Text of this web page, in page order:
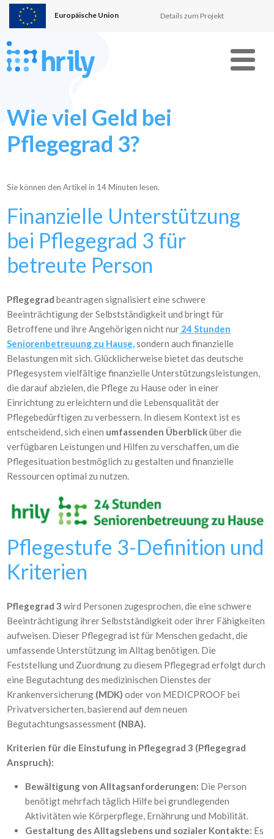
Europäische Union Details zum Projekt
Menu
Wie viel Geld bei
Pflegegrad 3?
Sie können den Artikel in 14 Minuten lesen.
Finanzielle Unterstützung
bei Pflegegrad 3 für
betreute Person
Pflegegradbeantragen signalisiert eine schwere
Beeinträchtigung der Selbstständigkeit und bringt für
Betroffene und ihre Angehörigen nicht nur 24 Stunden
Seniorenbetreuung zu Hause,sondern auch finanzielle
Belastungen mit sich. Glücklicherweise bietet das deutsche
Pflegesystem vielfältige finanzielle Unterstützungsleistungen,
die darauf abzielen, die Pflege zu Hause oder in einer
Einrichtung zu erleichtern und die Lebensqualität der
Pflegebedürftigen zu verbessern. In diesem Kontext ist es
entscheidend, sich einen umfassenden Überblicküber die
verfügbaren Leistungen und Hilfen zu verschaffen, um die
Pflegesituation bestmöglich zu gestalten und finanzielle
Ressourcen optimal zu nutzen.
Pflegestufe 3-Definition und
Kriterien
Pflegegrad 3 wird Personen zugesprochen, die eine schwere
Beeinträchtigung ihrer Selbstständigkeit oder ihrer Fähigkeiten
aufweisen. Dieser Pflegegrad ist für Menschen gedacht, die
umfassende Unterstützung im Alltag benötigen. Die
Feststellung und Zuordnung zu diesem Pflegegrad erfolgt durch
eine Begutachtung des medizinischen Dienstes der
Krankenversicherung (MDK) oder von MEDICPROOF bei
Privatversicherten, basierend auf dem neuen
Begutachtungsassessment (NBA).
Kriterien für die Einstufung in Pflegegrad 3 (Pflegegrad
Anspruch):
Bewältigung von Alltagsanforderungen: Die Person
benötigt mehrfach täglich Hilfe bei grundlegenden
Aktivitäten wie Körperpflege, Ernährung und Mobilität.
Gestaltung des Alltagslebens und sozialer Kontakte: Es